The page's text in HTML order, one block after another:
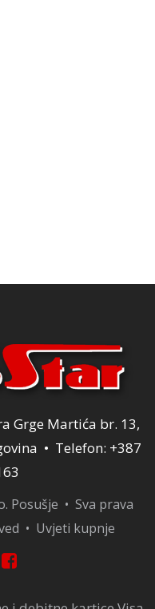
Grge Martića br. 13,
• Telefon: +387
Posušje • Sva prava
• Uvjeti kupnje